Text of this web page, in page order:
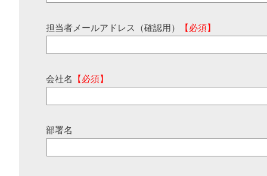
担当者メールアドレス（確認用） 【必須】
会社名 【必須】
部署名